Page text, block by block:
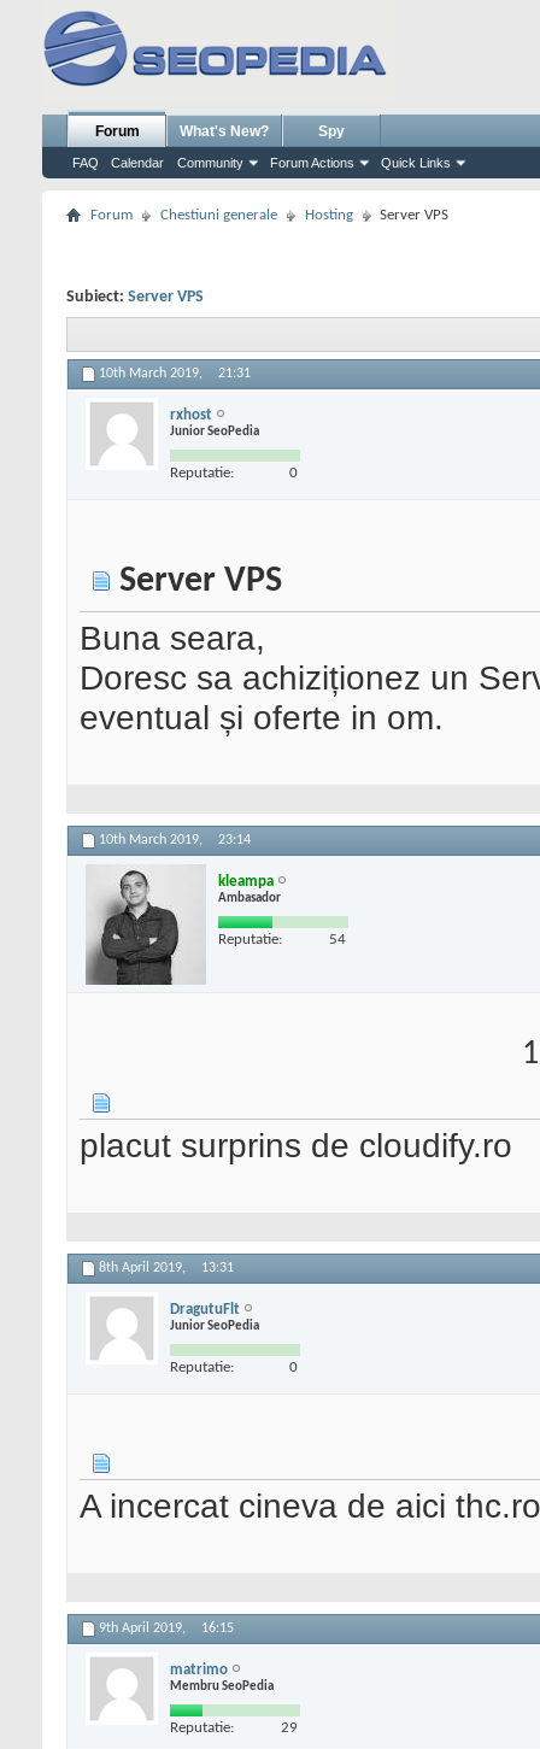
Forum
FAQ Calendar Community Forum Actions Quick Links
What's New? Spy
Forum Chestiuni generale Hosting Server VPS
Subiect: Server VPS
10th March 2019, 21:31
rxhost
Junior SeoPedia
Reputatie: 0
Server VPS
Buna seara,
Doresc sa achiziționez un
eventual și oferte in om.
10th March 2019, 23:14
kleampa
Ambasador
Reputatie: 54
placut surprins de cloudify.ro
8th April 2019, 13:31
DragutuFlt
Junior SeoPedia
Reputatie: 0
A incercat cineva de aici
9th April 2019, 16:15
matrimo
Membru SeoPedia
Reputatie: 29